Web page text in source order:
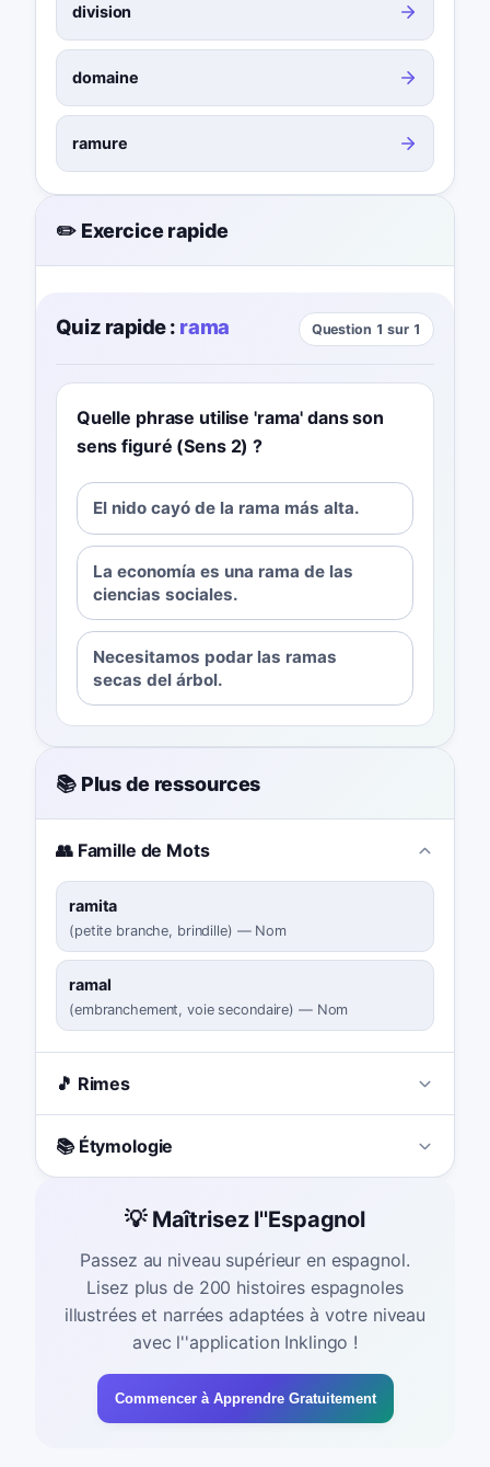
division
domaine
ramure
✏️ Exercice rapide
Quiz rapide : rama Question 1 sur 1
Quelle phrase utilise 'rama' dans son
sens figuré (Sens 2) ?
El nido cayó de la rama más alta.
La economía es una rama de las
ciencias sociales.
Necesitamos podar las ramas
secas del árbol.
📚 Plus de ressources
👥 Famille de Mots
ramita
(petite branche, brindille) — Nom
ramal
(embranchement, voie secondaire) — Nom
🎵 Rimes
📚 Étymologie
💡 Maîtrisez l''Espagnol
Passez au niveau supérieur en espagnol.
Lisez plus de 200 histoires espagnoles
illustrées et narrées adaptées à votre niveau
avec l''application Inklingo !
Commencer à Apprendre Gratuitement